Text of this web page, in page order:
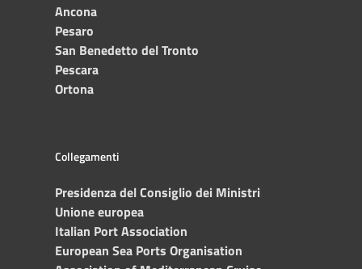
Ancona
Pesaro
San Benedetto del Tronto
Pescara
Ortona
Collegamenti
Presidenza del Consiglio dei Ministri
Unione europea
Italian Port Association
European Sea Ports Organisation